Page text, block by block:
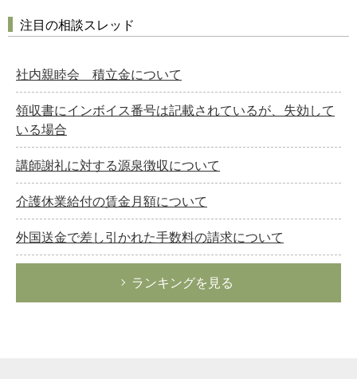
注目の相談スレッド
社内親睦会 積立金について
領収書にインボイス番号は記載されているが、失効して
いる場合
講師謝礼に対する源泉徴収について
介護休業給付の賃金月額について
外国送金で差し引かれた手数料の請求について
ランキングを見る